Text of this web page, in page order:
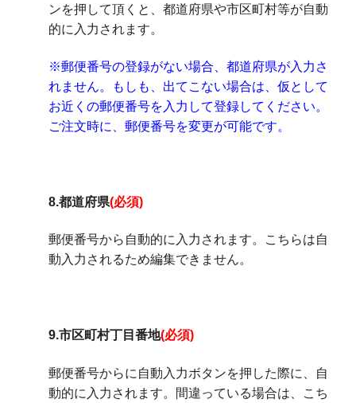
ンを押して頂くと、都道府県や市区町村等が自動
的に入力されます。
※郵便番号の登録がない場合、都道府県が入力さ
れません。もしも、出てこない場合は、仮として
お近くの郵便番号を入力して登録してください。
ご注文時に、郵便番号を変更が可能です。
8.都道府県(必須)
郵便番号から自動的に入力されます。こちらは自
動入力されるため編集できません。
9.市区町村丁目番地(必須)
郵便番号からに自動入力ボタンを押した際に、自
動的に入力されます。間違っている場合は、こち